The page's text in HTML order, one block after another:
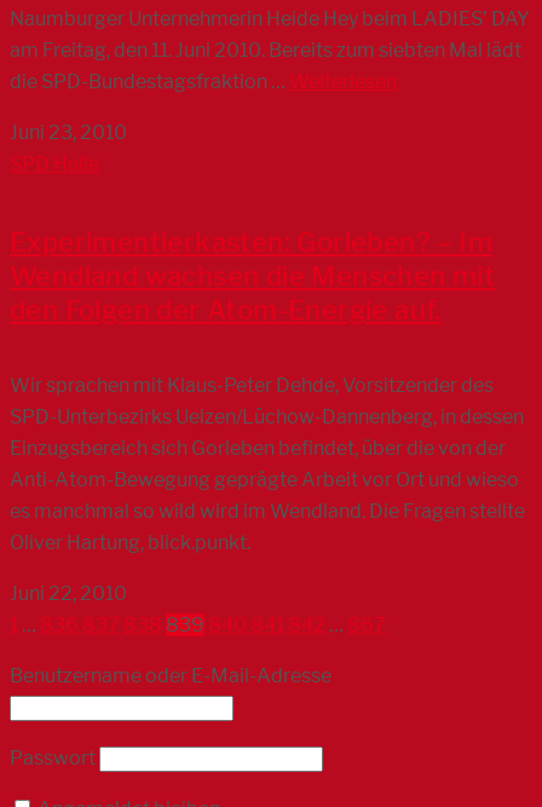
Naumburger Unternehmerin Heide Hey beim LADIES’ DAY
am Freitag, den 11. Juni 2010. Bereits zum siebten Mal lädt
die SPD-Bundestagsfraktion … Weiterlesen
Juni 23, 2010
SPD Halle
Experimentierkasten: Gorleben? – Im
Wendland wachsen die Menschen mit
den Folgen der Atom-Energie auf.
Wir sprachen mit Klaus-Peter Dehde, Vorsitzender des
SPD-Unterbezirks Uelzen/Lüchow-Dannenberg, in dessen
Einzugsbereich sich Gorleben befindet, über die von der
Anti-Atom-Bewegung geprägte Arbeit vor Ort und wieso
es manchmal so wild wird im Wendland. Die Fragen stellte
Oliver Hartung, blick.punkt.
Juni 22, 2010
1 … 836 837 838 839 840 841 842 … 867
Benutzername oder E-Mail-Adresse
Passwort